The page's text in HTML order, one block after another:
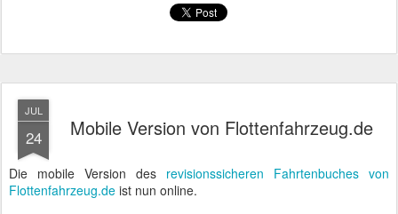
JUL
24 Mobile Version von Flottenfahrzeug.de
Die mobile Version des revisionssicheren Fahrtenbuches von
Flottenfahrzeug.de ist nun online.